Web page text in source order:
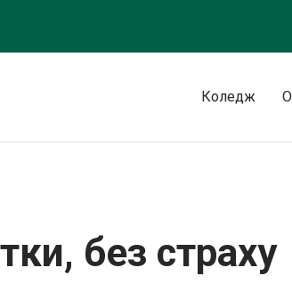
Коледж
без страху